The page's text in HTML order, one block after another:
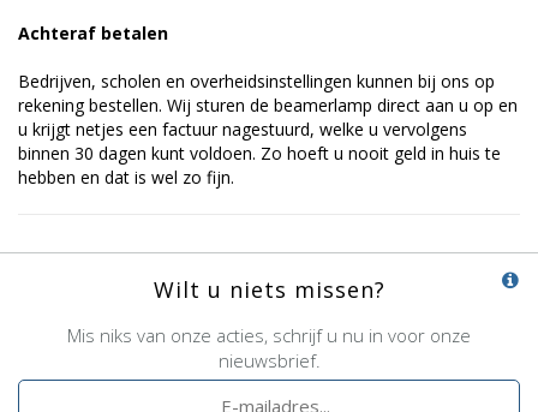
Achteraf betalen
Bedrijven, scholen en overheidsinstellingen kunnen bij ons op
rekening bestellen. Wij sturen de beamerlamp direct aan u op en
u krijgt netjes een factuur nagestuurd, welke u vervolgens
binnen 30 dagen kunt voldoen. Zo hoeft u nooit geld in huis te
hebben en dat is wel zo fijn.
Wilt u niets missen?
Mis niks van onze acties, schrijf u nu in voor onze
nieuwsbrief.